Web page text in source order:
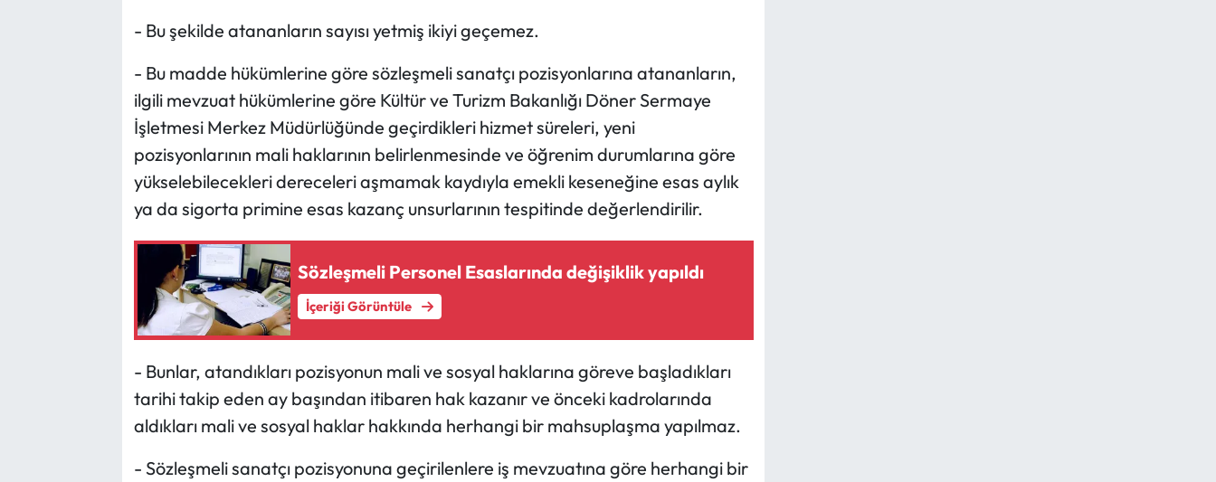
- Bu şekilde atananların sayısı yetmiş ikiyi geçemez.
- Bu madde hükümlerine göre sözleşmeli sanatçı pozisyonlarına atananların,
ilgili mevzuat hükümlerine göre Kültür ve Turizm Bakanlığı Döner Sermaye
İşletmesi Merkez Müdürlüğünde geçirdikleri hizmet süreleri, yeni
pozisyonlarının mali haklarının belirlenmesinde ve öğrenim durumlarına göre
yükselebilecekleri dereceleri aşmamak kaydıyla emekli keseneğine esas aylık
ya da sigorta primine esas kazanç unsurlarının tespitinde değerlendirilir.
Sözleşmeli Personel Esaslarında değişiklik yapıldı
İçeriği Görüntüle
- Bunlar, atandıkları pozisyonun mali ve sosyal haklarına göreve başladıkları
tarihi takip eden ay başından itibaren hak kazanır ve önceki kadrolarında
aldıkları mali ve sosyal haklar hakkında herhangi bir mahsuplaşma yapılmaz.
- Sözleşmeli sanatçı pozisyonuna geçirilenlere iş mevzuatına göre herhangi bir